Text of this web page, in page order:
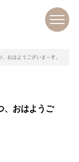
おはようございま～す。
、おはようご